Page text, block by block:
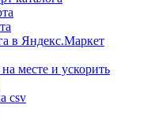
в Яндекс.Маркет
месте и ускорить
csv